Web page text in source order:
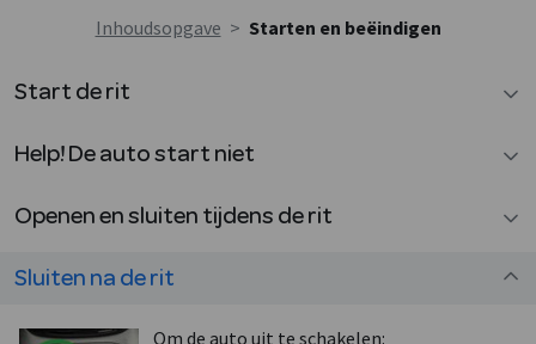
Inhoudsopgave > Starten en beëindigen
Start de rit
Help! De auto start niet
Openen en sluiten tijdens de rit
Sluiten na de rit
Om de auto uit te schakelen: